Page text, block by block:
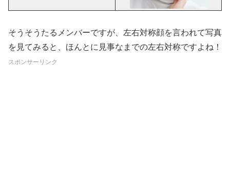
そうそうたるメンバーですが、左右対称顔を言われて写真
を見てみると、ほんとに見事なまでの左右対称ですよね！
スポンサーリンク